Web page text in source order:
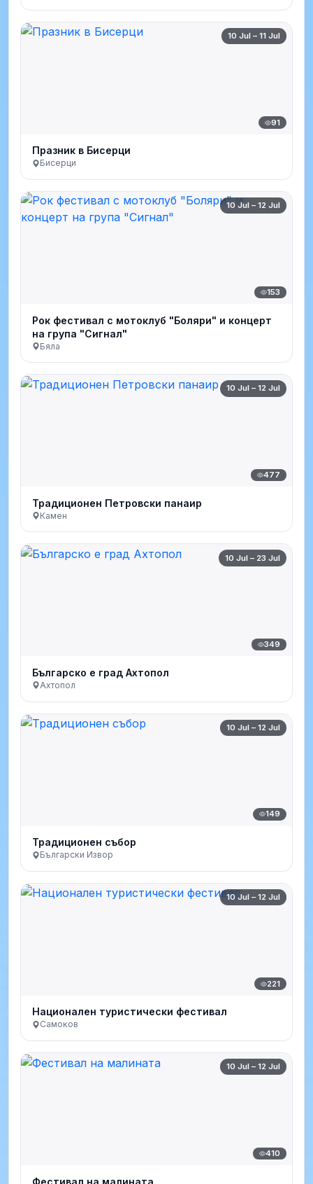
10 Jul – 11 Jul
91
Празник в Бисерци
Бисерци
10 Jul – 12 Jul
153
Рок фестивал с мотоклуб "Боляри" и концерт
на група "Сигнал"
Бяла
10 Jul – 12 Jul
477
Традиционен Петровски панаир
Камен
10 Jul – 23 Jul
349
Българско е град Ахтопол
Ахтопол
10 Jul – 12 Jul
149
Традиционен събор
Български Извор
10 Jul – 12 Jul
221
Национален туристически фестивал
Самоков
10 Jul – 12 Jul
410
Фестивал на малината